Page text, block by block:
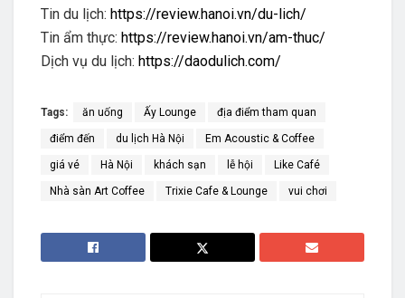
Tin du lịch: https://review.hanoi.vn/du-lich/
Tin ẩm thực: https://review.hanoi.vn/am-thuc/
Dịch vụ du lịch: https://daodulich.com/
Tags: ăn uống Ấy Lounge địa điểm tham quan
điểm đến du lịch ​Hà Nội Em Acoustic & Coffee
giá vé Hà Nội khách sạn lễ hội Like Café
Nhà sàn Art Coffee Trixie Cafe & Lounge vui chơi